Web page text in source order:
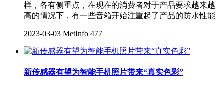
样，各有侧重点，在现在的消费者对于产品要求越来越
高的情况下，有一些音箱开始注重起了产品的防水性能
2023-03-03 MetInfo 477
新传感器有望为智能手机照片带来“真实色彩”